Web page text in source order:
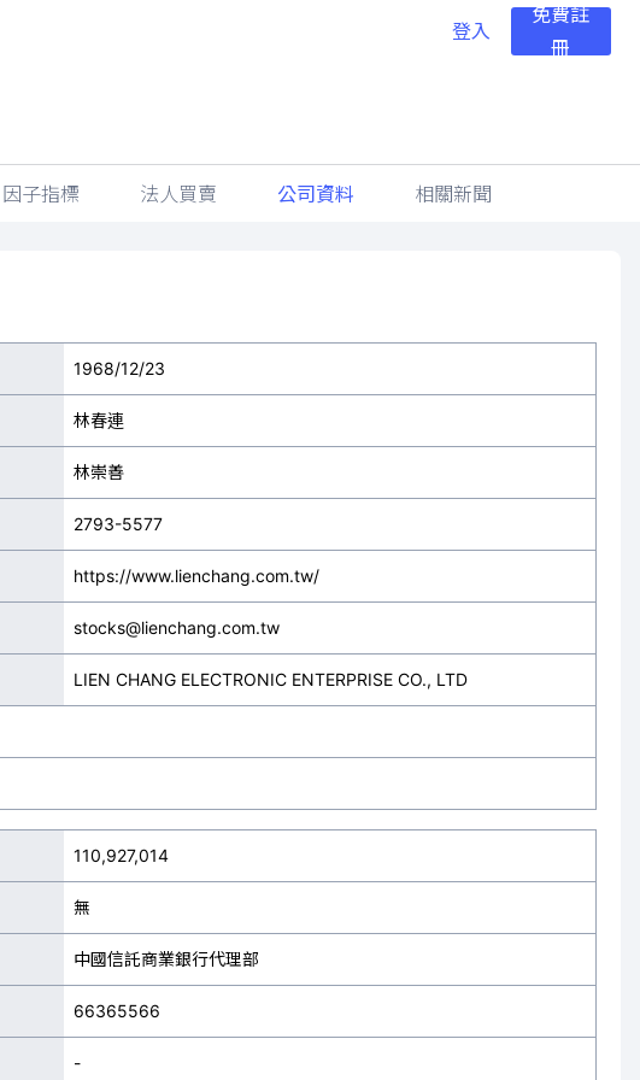
登入
免費註
冊
因子指標 法人買賣 公司資料 相關新聞
1968/12/23
林春連
林崇善
2793-5577
https://www.lienchang.com.tw/
stocks@lienchang.com.tw
LIEN CHANG ELECTRONIC ENTERPRISE CO., LTD
110,927,014
無
中國信託商業銀行代理部
66365566
-